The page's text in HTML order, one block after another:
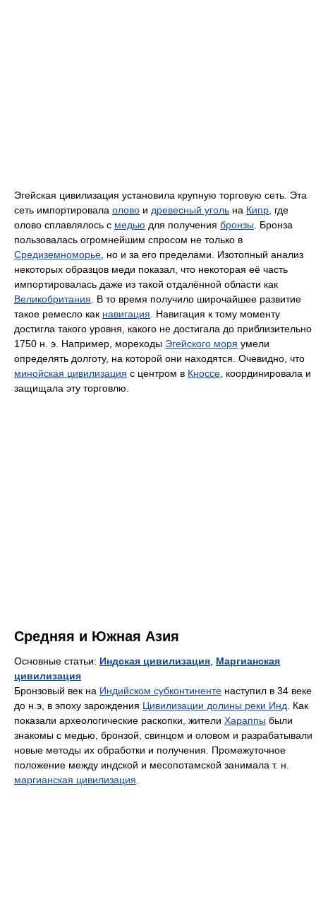
Эгейская цивилизация установила крупную торговую сеть. Эта
сеть импортировала олово и древесный уголь на Кипр , где
олово сплавлялось с медью для получения бронзы . Бронза
пользовалась огромнейшим спросом не только в
Средиземноморье , но и за его пределами. Изотопный анализ
некоторых образцов меди показал, что некоторая её часть
импортировалась даже из такой отдалённой области как
Великобритания . В то время получило широчайшее развитие
такое ремесло как навигация . Навигация к тому моменту
достигла такого уровня, какого не достигала до приблизительно
1750 н. э. Например, мореходы Эгейского моря умели
определять долготу, на которой они находятся. Очевидно, что
минойская цивилизация с центром в Кноссе , координировала и
защищала эту торговлю.
Средняя и Южная Азия
Основные статьи: Индская цивилизация Маргианская
цивилизация
Бронзовый век на Индийском субконтиненте наступил в 34 веке
до н.э, в эпоху зарождения Цивилизации долины реки Инд . Как
показали археологические раскопки, жители Хараппы были
знакомы с медью, бронзой, свинцом и оловом и разрабатывали
новые методы их обработки и получения. Промежуточное
положение между индской и месопотамской занимала т. н.
маргианская цивилизация